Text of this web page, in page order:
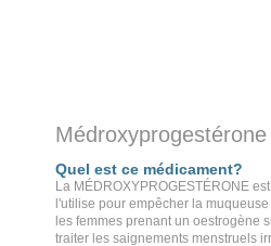
Quel est ce médicament?
La MÉDROXYPROGESTÉRONE
l'utilise pour empêcher la
les femmes prenant un oestrogène
traiter les saignements menstruels